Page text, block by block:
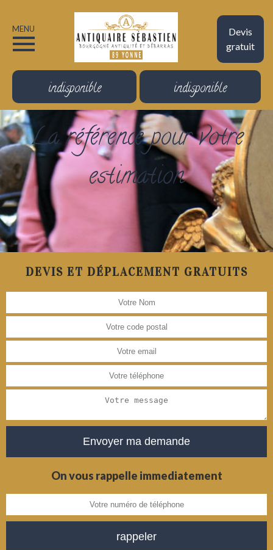
Devis
gratuit
MENU
indisponible indisponible
La référence pour votre
estimation
DEVIS ET DÉPLACEMENT GRATUITS
On vous rappelle immediatement